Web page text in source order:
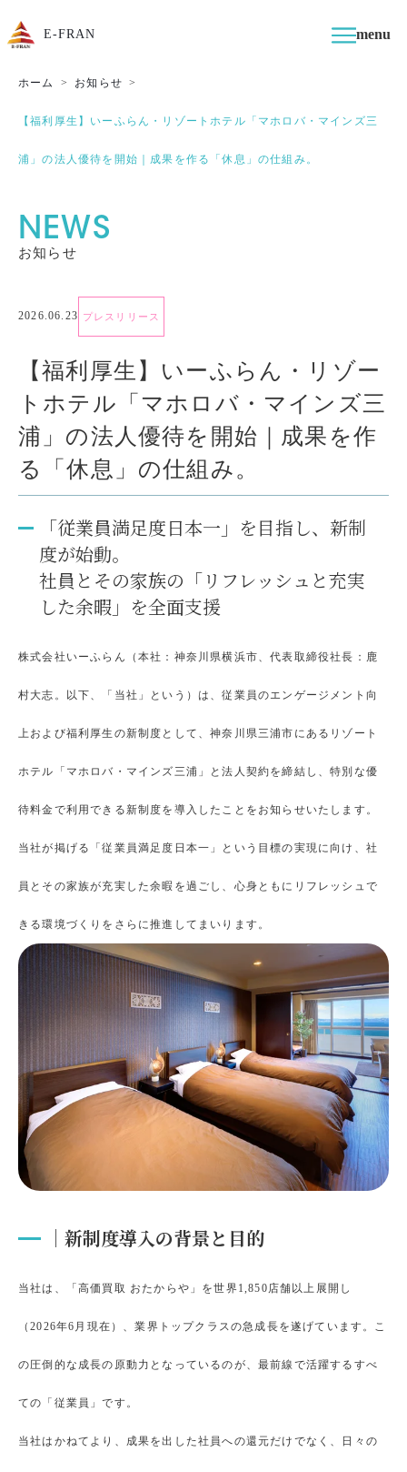
E-FRAN menu
ホーム お知らせ
【福利厚生】いーふらん・リゾートホテル「マホロバ・マインズ三
浦」の法人優待を開始｜成果を作る「休息」の仕組み。
NEWS
お知らせ
2026.06.23 プレスリリース
【福利厚生】いーふらん・リゾー
トホテル「マホロバ・マインズ三
浦」の法人優待を開始｜成果を作
る「休息」の仕組み。
「従業員満足度日本一」を目指し、新制
度が始動。
社員とその家族の「リフレッシュと充実
した余暇」を全面支援
株式会社いーふらん（本社：神奈川県横浜市、代表取締役社長：鹿
村大志。以下、「当社」という）は、従業員のエンゲージメント向
上および福利厚生の新制度として、神奈川県三浦市にあるリゾート
ホテル「マホロバ・マインズ三浦」と法人契約を締結し、特別な優
待料金で利用できる新制度を導入したことをお知らせいたします。
当社が掲げる「従業員満足度日本一」という目標の実現に向け、社
員とその家族が充実した余暇を過ごし、心身ともにリフレッシュで
きる環境づくりをさらに推進してまいります。
｜新制度導入の背景と目的
当社は、「高価買取 おたからや」を世界1,850店舗以上展開し
（2026年6月現在）、業界トップクラスの急成長を遂げています。こ
の圧倒的な成長の原動力となっているのが、最前線で活躍するすべ
ての「従業員」です。
当社はかねてより、成果を出した社員への還元だけでなく、日々の